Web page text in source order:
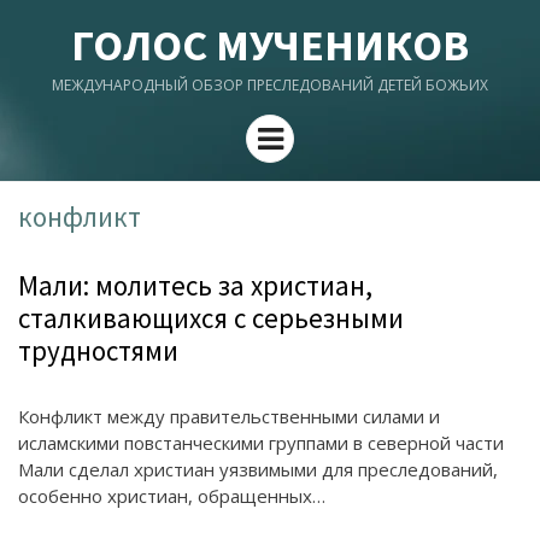
ГОЛОС МУЧЕНИКОВ
МЕЖДУНАРОДНЫЙ ОБЗОР ПРЕСЛЕДОВАНИЙ ДЕТЕЙ БОЖЬИХ
Menu
конфликт
Мали: молитесь за христиан,
сталкивающихся с серьезными
трудностями
Конфликт между правительственными силами и
исламскими повстанческими группами в северной части
Мали сделал христиан уязвимыми для преследований,
особенно христиан, обращенных…